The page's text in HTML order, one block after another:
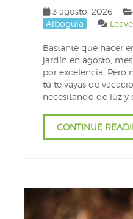
3 agosto, 2026
Alboguía
Bastante que hacer
jardín en agosto,
por excelencia. Pero
tú te vayas de
necesitando de luz y
CONTINUE